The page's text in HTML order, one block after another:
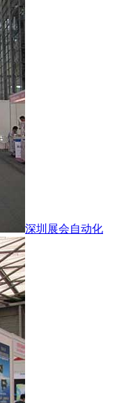
深圳展会自动化